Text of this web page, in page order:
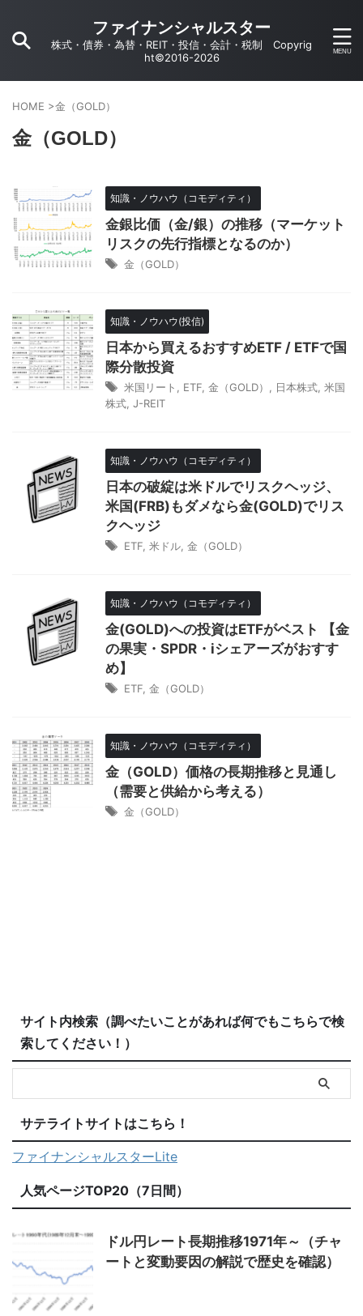
ファイナンシャルスター
株式・債券・為替・REIT・投信・会計・税制 Copyrig
ht©2016-2026
HOME >金（GOLD）
金（GOLD）
知識・ノウハウ（コモディティ）
金銀比価（金/銀）の推移（マーケット
リスクの先行指標となるのか）
金（GOLD）
知識・ノウハウ(投信)
日本から買えるおすすめETF / ETFで国
際分散投資
米国リート ETF 金（GOLD） 日本株式 米国
株式 J-REIT
知識・ノウハウ（コモディティ）
日本の破綻は米ドルでリスクヘッジ、
米国(FRB)もダメなら金(GOLD)でリス
クヘッジ
ETF 米ドル 金（GOLD）
知識・ノウハウ（コモディティ）
金(GOLD)への投資はETFがベスト 【金
の果実・SPDR・iシェアーズがおすす
め】
ETF 金（GOLD）
知識・ノウハウ（コモディティ）
金（GOLD）価格の長期推移と見通し
（需要と供給から考える）
金（GOLD）
サイト内検索（調べたいことがあれば何でもこちらで検
索してください！）
サテライトサイトはこちら！
ファイナンシャルスターLite
人気ページTOP20（7日間）
ドル円レート長期推移1971年～（チャ
ートと変動要因の解説で歴史を確認）